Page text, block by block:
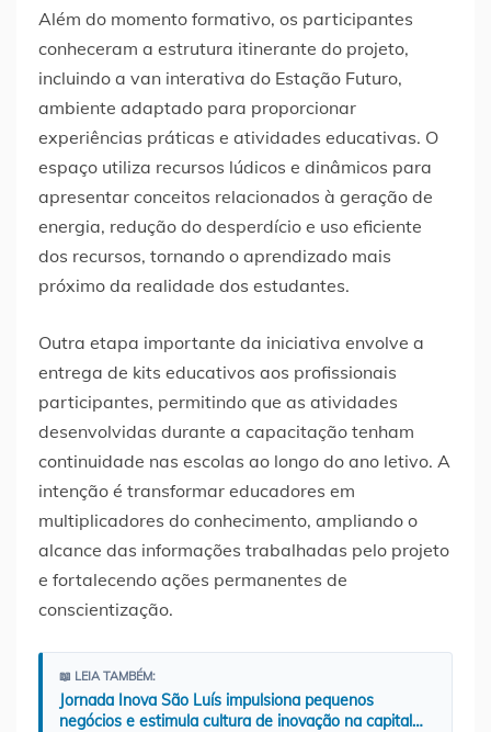
Além do momento formativo, os participantes
conheceram a estrutura itinerante do projeto,
incluindo a van interativa do Estação Futuro,
ambiente adaptado para proporcionar
experiências práticas e atividades educativas. O
espaço utiliza recursos lúdicos e dinâmicos para
apresentar conceitos relacionados à geração de
energia, redução do desperdício e uso eficiente
dos recursos, tornando o aprendizado mais
próximo da realidade dos estudantes.
Outra etapa importante da iniciativa envolve a
entrega de kits educativos aos profissionais
participantes, permitindo que as atividades
desenvolvidas durante a capacitação tenham
continuidade nas escolas ao longo do ano letivo. A
intenção é transformar educadores em
multiplicadores do conhecimento, ampliando o
alcance das informações trabalhadas pelo projeto
e fortalecendo ações permanentes de
conscientização.
📖 LEIA TAMBÉM:
Jornada Inova São Luís impulsiona pequenos
negócios e estimula cultura de inovação na capital…